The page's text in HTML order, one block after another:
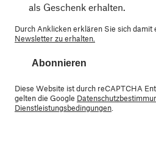
als Geschenk erhalten.
Durch Anklicken erklären Sie sich damit
Newsletter zu erhalten.
Abonnieren
Diese Website ist durch reCAPTCHA
gelten die Google
Dienstleistungsbedingungen